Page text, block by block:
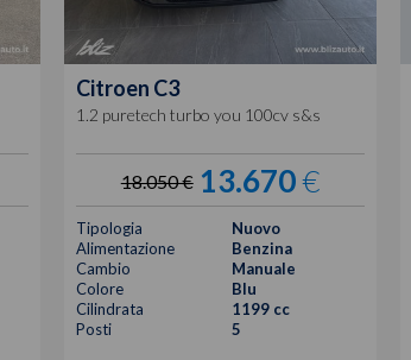
Citroen C3
1.2 puretech turbo you 100cv s&s
18.050 € 13.670€
Tipologia
Nuovo
Alimentazione
Benzina
Cambio
Manuale
Colore
Blu
Cilindrata
1199 cc
Posti
5